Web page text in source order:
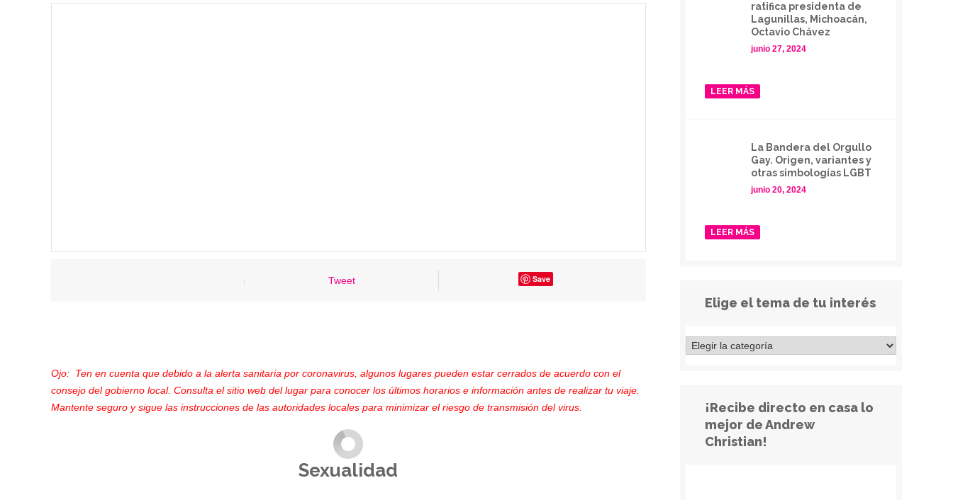
Tweet Save
Ojo: Ten en cuenta que debido a la alerta sanitaria por coronavirus, algunos lugares pueden estar cerrados de acuerdo con el
consejo del gobierno local. Consulta el sitio web del lugar para conocer los últimos horarios e información antes de realizar tu viaje.
Mantente seguro y sigue las instrucciones de las autoridades locales para minimizar el riesgo de transmisión del virus.
Sexualidad
ratifica presidenta de
Lagunillas, Michoacán,
Octavio Chávez
junio 27, 2024
LEER MÁS
La Bandera del Orgullo
Gay. Origen, variantes y
otras simbologías LGBT
junio 20, 2024
LEER MÁS
Elige el tema de tu interés
¡Recibe directo en casa lo
mejor de Andrew
Christian!